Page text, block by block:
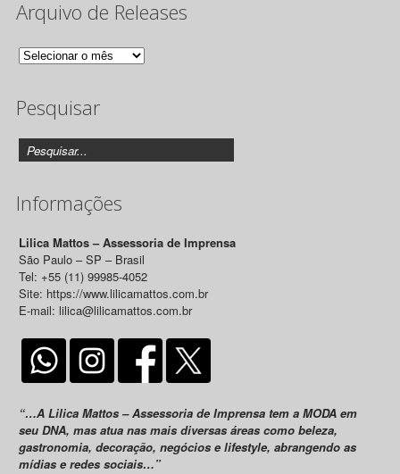
Arquivo de Releases
Arquivo
Releases
Pesquisar
Informações
Lilica Mattos – Assessoria de Imprensa
São Paulo – SP – Brasil
Tel: +55 (11) 99985-4052
Site: https://www.lilicamattos.com.br
E-mail: lilica@lilicamattos.com.br
“…A Lilica Mattos – Assessoria de Imprensa tem a MODA em
seu DNA, mas atua nas mais diversas áreas como beleza,
gastronomia, decoração, negócios e lifestyle, abrangendo as
mídias e redes sociais…”